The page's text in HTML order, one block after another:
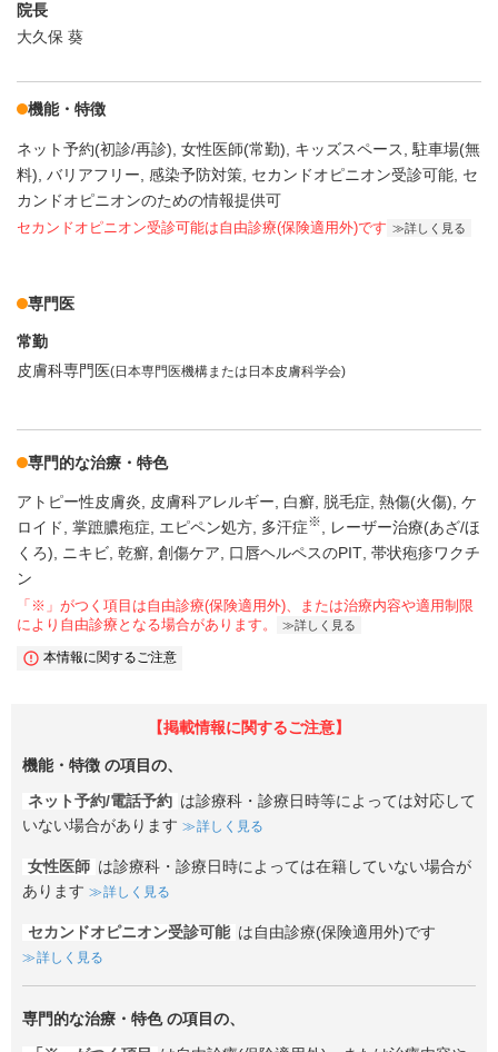
院長
大久保 葵
機能・特徴
ネット予約(初診/再診) 女性医師(常勤) キッズスペース
駐車場(無
料) バリアフリー 感染予防対策 セカンドオピニオン受診可能 セ
カンドオピニオンのための情報提供可
セカンドオピニオン受診可能は自由診療(保険適用外)です 詳しく見る
専門医
常勤
皮膚科専門医(日本専門医機構または日本皮膚科学会)
専門的な治療・特色
アトピー性皮膚炎 皮膚科アレルギー 白癬 脱毛症 熱傷(火傷) ケ
ロイド
掌蹠膿疱症 エピペン処方 多汗症※
レーザー治療(あざ/ほ
くろ)
ニキビ 乾癬 創傷ケア 口唇ヘルペスのPIT 帯状疱疹ワクチ
ン
「※」がつく項目は自由診療(保険適用外)、または治療内容や適用制限
により自由診療となる場合があります。
詳しく見る
本情報に関するご注意
【掲載情報に関するご注意】
機能・特徴 の項目の、
ネット予約/電話予約 は診療科・診療日時等によっては対応して
いない場合があります
詳しく見る
女性医師 は診療科・診療日時によっては在籍していない場合が
あります
詳しく見る
セカンドオピニオン受診可能 は自由診療(保険適用外)です
詳しく見る
専門的な治療・特色の項目の、